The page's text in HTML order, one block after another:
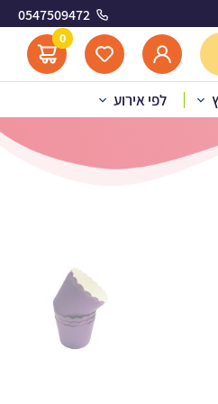
0547509472
0
לפי אירוע